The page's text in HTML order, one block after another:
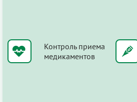
Контроль приема
медикаментов